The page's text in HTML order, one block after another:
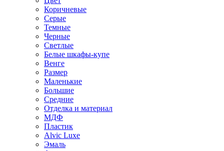
Коричневые
Серые
Темные
Черные
Светлые
Белые шкафы-купе
Венге
Размер
Маленькие
Большие
Средние
Отделка и материал
МДФ
Пластик
Alvic Luxe
Эмаль